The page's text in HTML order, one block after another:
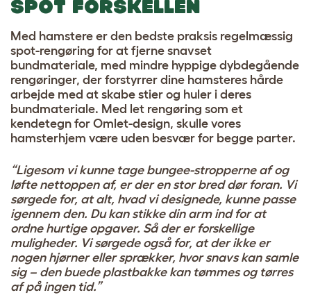
SPOT FORSKELLEN
Med hamstere er den bedste praksis regelmæssig
spot-rengøring for at fjerne snavset
bundmateriale, med mindre hyppige dybdegående
rengøringer, der forstyrrer dine hamsteres hårde
arbejde med at skabe stier og huler i deres
bundmateriale. Med let rengøring som et
kendetegn for Omlet-design, skulle vores
hamsterhjem være uden besvær for begge parter.
“Ligesom vi kunne tage bungee-stropperne af og
løfte nettoppen af, er der en stor bred dør foran. Vi
sørgede for, at alt, hvad vi designede, kunne passe
igennem den. Du kan stikke din arm ind for at
ordne hurtige opgaver. Så der er forskellige
muligheder. Vi sørgede også for, at der ikke er
nogen hjørner eller sprækker, hvor snavs kan samle
sig – den buede plastbakke kan tømmes og tørres
af på ingen tid.”